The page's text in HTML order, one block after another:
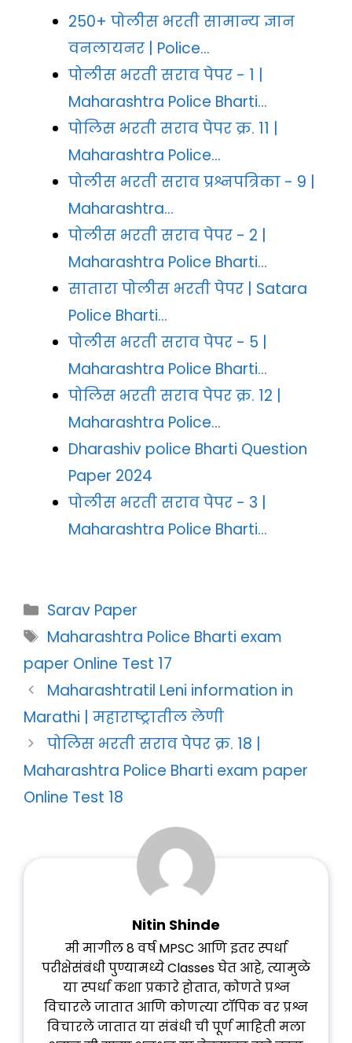
250+ पोलीस भरती सामान्य ज्ञान
वनलायनर | Police…
पोलीस भरती सराव पेपर - 1 |
Maharashtra Police Bharti…
पोलिस भरती सराव पेपर क्र. 11 |
Maharashtra Police…
पोलीस भरती सराव प्रश्नपत्रिका - 9 |
Maharashtra…
पोलीस भरती सराव पेपर - 2 |
Maharashtra Police Bharti…
सातारा पोलीस भरती पेपर | Satara
Police Bharti…
पोलीस भरती सराव पेपर - 5 |
Maharashtra Police Bharti…
पोलिस भरती सराव पेपर क्र. 12 |
Maharashtra Police…
Dharashiv police Bharti Question
Paper 2024
पोलीस भरती सराव पेपर - 3 |
Maharashtra Police Bharti…
Categories
Sarav Paper
Tags
Maharashtra Police Bharti exam
paper Online Test 17
Maharashtratil Leni information in
Marathi | महाराष्ट्रातील लेणी
पोलिस भरती सराव पेपर क्र. 18 |
Maharashtra Police Bharti exam paper
Online Test 18
Nitin Shinde
मी मागील 8 वर्ष MPSC आणि इतर स्पर्धा
परीक्षेसंबंधी पुण्यामध्ये Classes घेत आहे, त्यामुळे
या स्पर्धा कशा प्रकारे होतात, कोणते प्रश्न
विचारले जातात आणि कोणत्या टॉपिक वर प्रश्न
विचारले जातात या संबंधी ची पूर्ण माहिती मला